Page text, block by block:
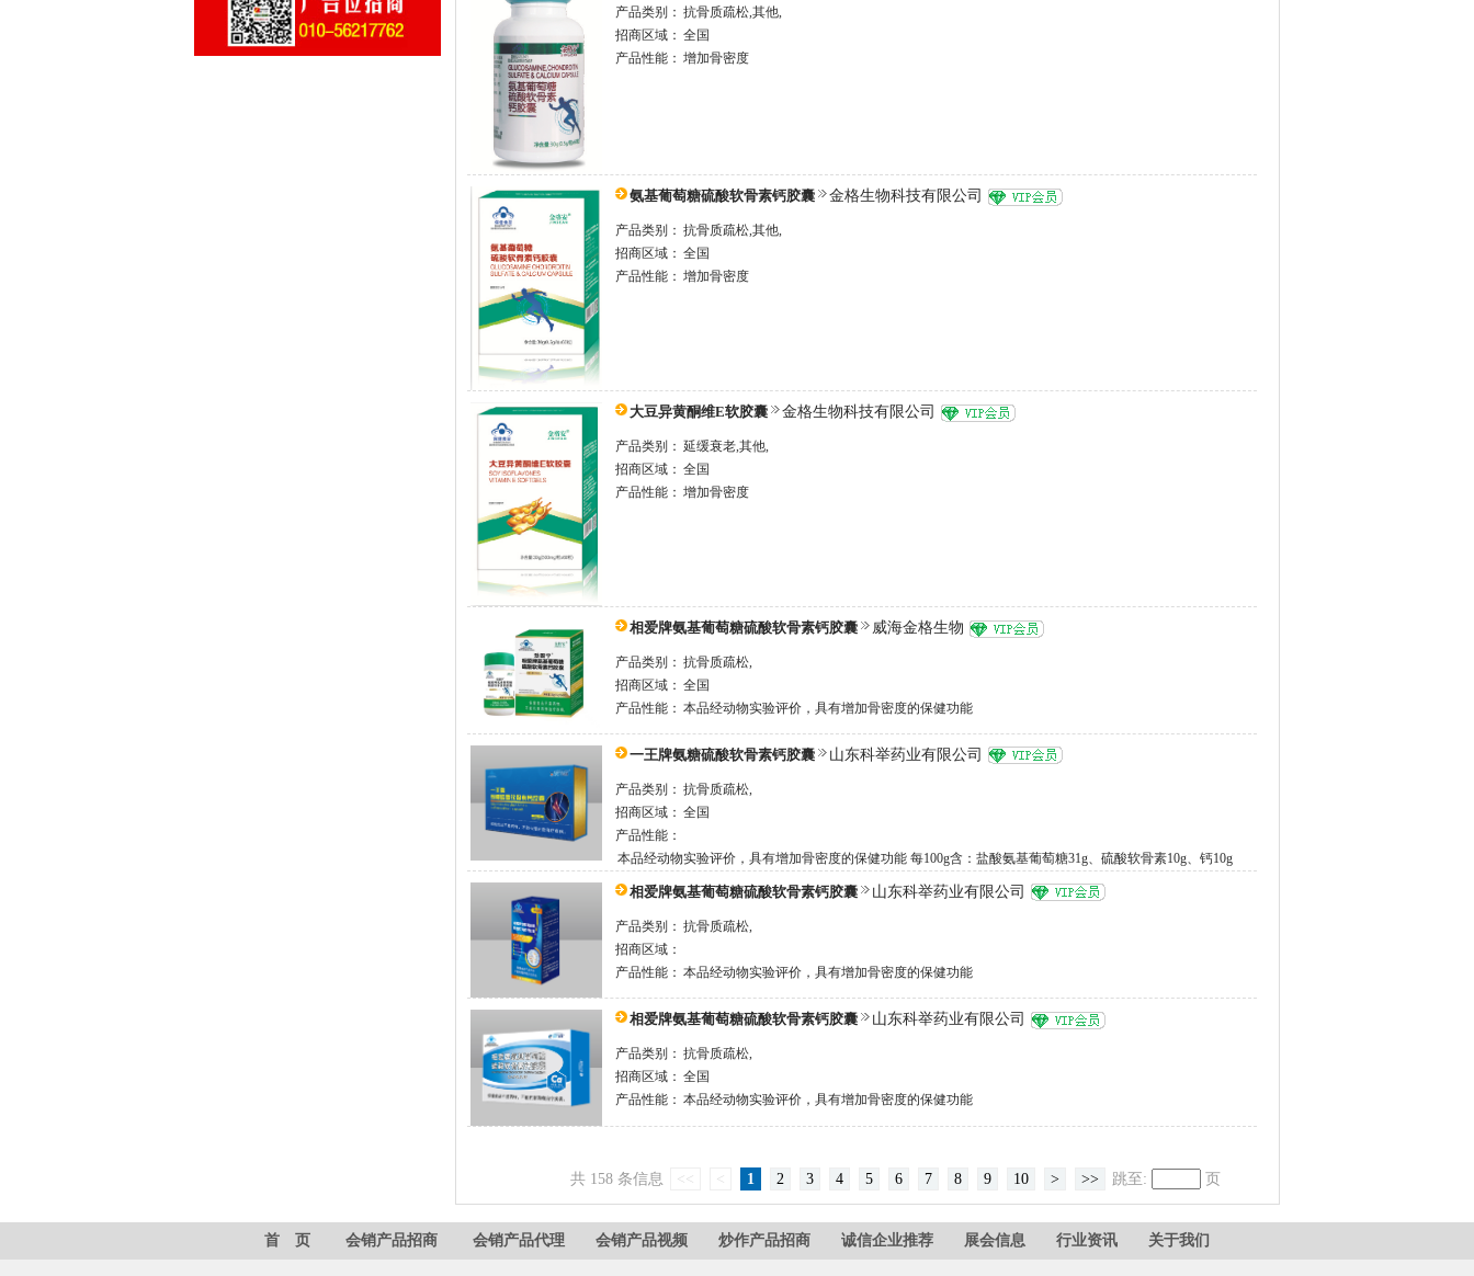
产品类别： 抗骨质疏松,其他,
招商区域： 全国
产品性能： 增加骨密度
氨基葡萄糖硫酸软骨素钙胶囊 金格生物科技有限公司
产品类别： 抗骨质疏松,其他,
招商区域： 全国
产品性能： 增加骨密度
大豆异黄酮维E软胶囊 金格生物科技有限公司
产品类别： 延缓衰老,其他,
招商区域： 全国
产品性能： 增加骨密度
相爱牌氨基葡萄糖硫酸软骨素钙胶囊 威海金格生物
产品类别： 抗骨质疏松,
招商区域： 全国
产品性能： 本品经动物实验评价，具有增加骨密度的保健功能
一王牌氨糖硫酸软骨素钙胶囊 山东科举药业有限公司
产品类别： 抗骨质疏松,
招商区域： 全国
产品性能：
本品经动物实验评价，具有增加骨密度的保健功能 每100g含：盐酸氨基葡萄糖31g、硫酸软骨素10g、钙10g
相爱牌氨基葡萄糖硫酸软骨素钙胶囊 山东科举药业有限公司
产品类别： 抗骨质疏松,
招商区域：
产品性能： 本品经动物实验评价，具有增加骨密度的保健功能
相爱牌氨基葡萄糖硫酸软骨素钙胶囊 山东科举药业有限公司
产品类别： 抗骨质疏松,
招商区域： 全国
产品性能： 本品经动物实验评价，具有增加骨密度的保健功能
共 158 条信息 << < 1 2 3 4 5 6 7 8 9 10 > >> 跳至: 页
首 页 会销产品招商 会销产品代理 会销产品视频 炒作产品招商 诚信企业推荐 展会信息 行业资讯 关于我们